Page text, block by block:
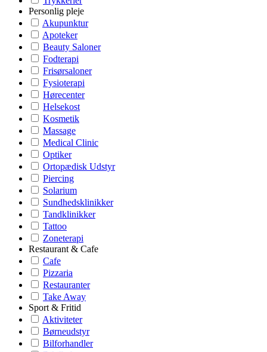
Personlig pleje
Akupunktur
Apoteker
Beauty Saloner
Fodterapi
Frisørsaloner
Fysioterapi
Hørecenter
Helsekost
Kosmetik
Massage
Medical Clinic
Optiker
Ortopædisk Udstyr
Piercing
Solarium
Sundhedsklinikker
Tandklinikker
Tattoo
Zoneterapi
Restaurant & Cafe
Cafe
Pizzaria
Restauranter
Take Away
Sport & Fritid
Aktiviteter
Børneudstyr
Bilforhandler